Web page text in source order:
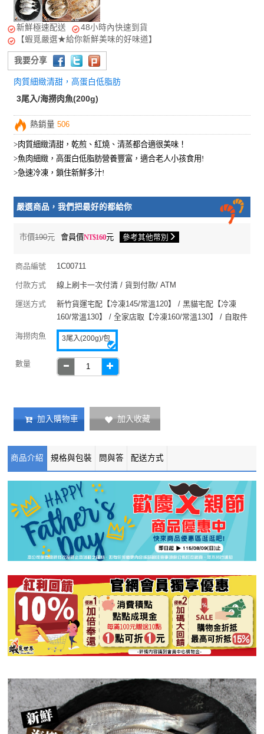
新鮮極速配送
48小時內快速到貨
【蝦覓嚴選★給你新鮮美味的好味道】
我要分享
肉質細緻清甜，高蛋白低脂肪
3尾入/海撈肉魚(200g)
熱銷量506
>肉質細緻清甜，乾煎、紅燒、清蒸都合適很美味！
>魚肉細緻，高蛋白低脂肪營養豐富，適合老人小孩食用!
>急速冷凍，鎖住新鮮多汁!
嚴選商品，我們把最好的都給你
市價190元 會員價 160元 參考其他幣別
商品編號 1C00711
付款方式 線上刷卡一次付清 / 貨到付款/ ATM
運送方式
新竹貨運宅配【冷凍145/常溫120】 / 黑貓宅配【冷凍
160/常溫130】 / 全家店取【冷凍160/常溫130】 / 自取件
海撈肉魚 3尾入(200g)/包
數量
加入購物車 加入收藏
商品介紹 規格與包裝 問與答 配送方式